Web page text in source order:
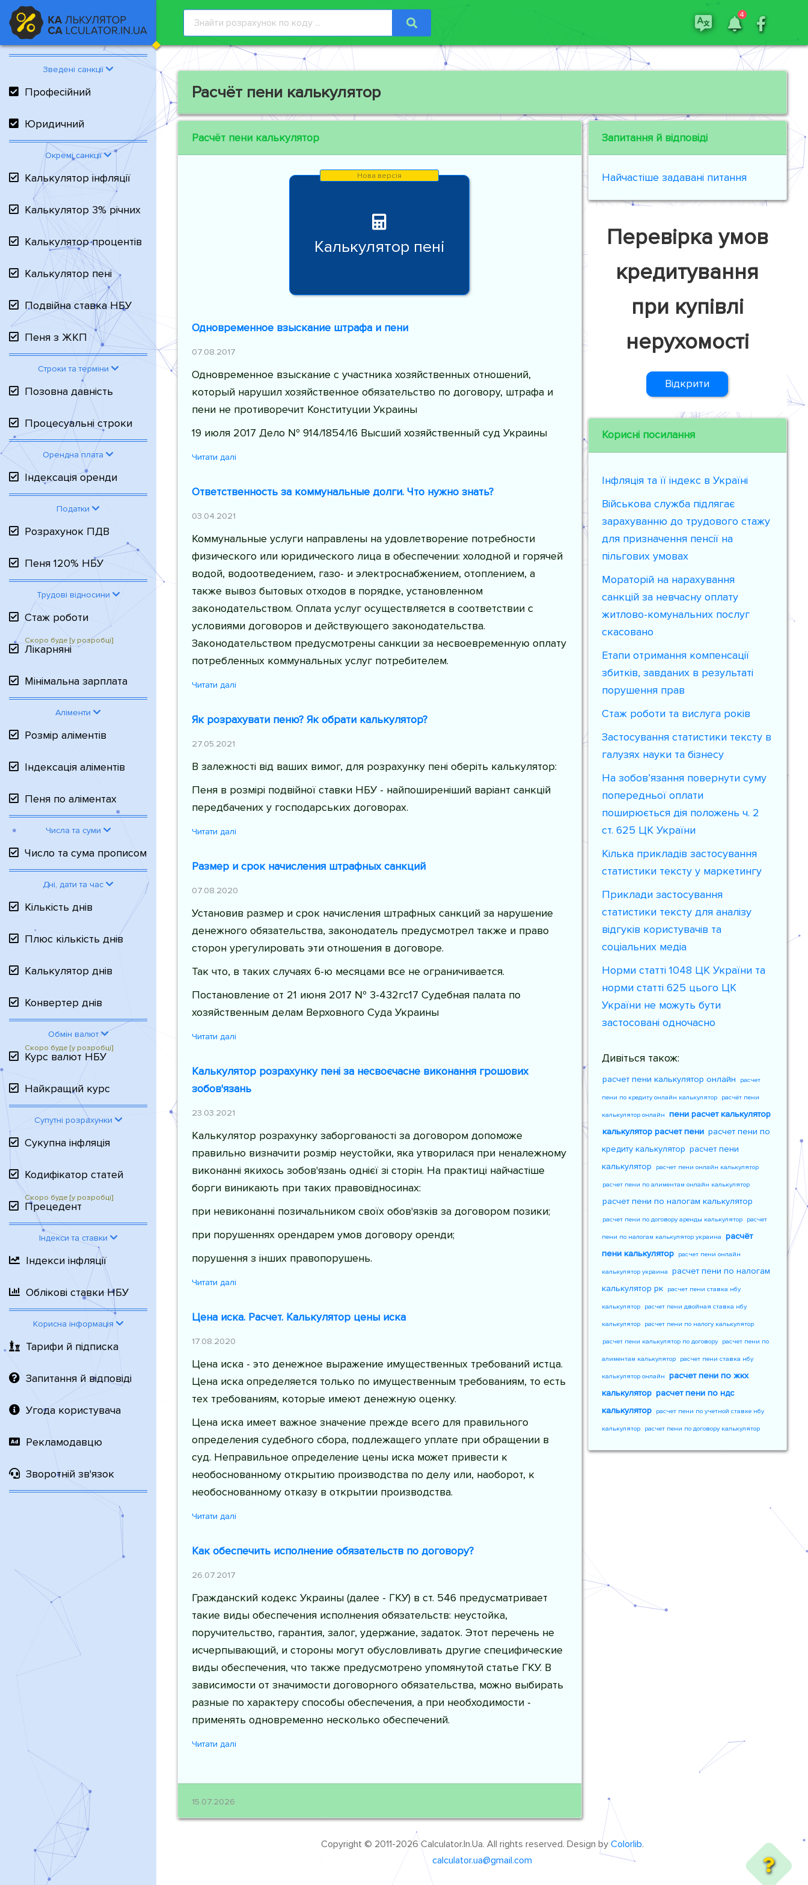
Зведені санкції
Професійний
Юридичний
Окремі санкції
Калькулятор інфляції
Калькулятор 3% річних
Калькулятор процентів
Калькулятор пені
Подвійна ставка НБУ
Пеня з ЖКП
Строки та терміни
Позовна давність
Процесуальні строки
Орендна плата
Індексація оренди
Податки
Розрахунок ПДВ
Пеня 120% НБУ
Трудові відносини
Стаж роботи
Лікарняні
Мінімальна зарплата
Аліменти
Розмір аліментів
Індексація аліментів
Пеня по аліментах
Числа та суми
Число та сума прописом
Дні, дати та час
Кількість днів
Плюс кількість днів
Калькулятор днів
Конвертер днів
Обмін валют
Курс валют НБУ
Найкращий курс
Супутні розрахунки
Сукупна інфляція
Кодифікатор статей
Прецедент
Індекси та ставки
Індекси інфляції
Облікові ставки НБУ
Корисна інформація
Тарифи й підписка
Запитання й відповіді
Угода користувача
Рекламодавцю
Зворотній зв'язок
4
Расчёт пени калькулятор
Расчёт пени калькулятор
Калькулятор пені
Одновременное взыскание штрафа и пени
07.08.2017
Одновременное взыскание с участника хозяйственных отношений,
который нарушил хозяйственное обязательство по договору, штрафа и
пени не противоречит Конституции Украины
19 июля 2017 Дело № 914/1854/16 Высший хозяйственный суд Украины
Читати далі
Ответственность за коммунальные долги. Что нужно знать?
03.04.2021
Коммунальные услуги направлены на удовлетворение потребности
физического или юридического лица в обеспечении: холодной и горячей
водой, водоотведением, газо- и электроснабжением, отоплением, а
также вывоз бытовых отходов в порядке, установленном
законодательством. Оплата услуг осуществляется в соответствии с
условиями договоров и действующего законодательства.
Законодательством предусмотрены санкции за несвоевременную оплату
потребленных коммунальных услуг потребителем.
Читати далі
Як розрахувати пеню? Як обрати калькулятор?
27.05.2021
В залежності від ваших вимог, для розрахунку пені оберіть калькулятор:
Пеня в розмірі подвійної ставки НБУ - найпоширеніший варіант санкцій
передбачених у господарських договорах.
Читати далі
Размер и срок начисления штрафных санкций
07.08.2020
Установив размер и срок начисления штрафных санкций за нарушение
денежного обязательства, законодатель предусмотрел также и право
сторон урегулировать эти отношения в договоре.
Так что, в таких случаях 6-ю месяцами все не ограничивается.
Постановление от 21 июня 2017 № 3-432гс17 Судебная палата по
хозяйственным делам Верховного Суда Украины
Читати далі
Калькулятор розрахунку пені за несвоєчасне виконання грошових
зобов'язань
23.03.2021
Калькулятор розрахунку заборгованості за договором допоможе
правильно визначити розмір неустойки, яка утворилася при неналежному
виконанні якихось зобов'язань однієї зі сторін. На практиці найчастіше
борги виникають при таких правовідносинах:
при невиконанні позичальником своїх обов'язків за договором позики;
при порушеннях орендарем умов договору оренди;
порушення з інших правопорушень.
Читати далі
Цена иска. Расчет. Калькулятор цены иска
17.08.2020
Цена иска - это денежное выражение имущественных требований истца.
Цена иска определяется только по имущественным требованиям, то есть
тех требованиям, которые имеют денежную оценку.
Цена иска имеет важное значение прежде всего для правильного
определения судебного сбора, подлежащего уплате при обращении в
суд. Неправильное определение цены иска может привести к
необоснованному открытию производства по делу или, наоборот, к
необоснованному отказу в открытии производства.
Читати далі
Как обеспечить исполнение обязательств по договору?
26.07.2017
Гражданский кодекс Украины (далее - ГКУ) в ст. 546 предусматривает
такие виды обеспечения исполнения обязательств: неустойка,
поручительство, гарантия, залог, удержание, задаток. Этот перечень не
исчерпывающий, и стороны могут обусловливать другие специфические
виды обеспечения, что также предусмотрено упомянутой статье ГКУ. В
зависимости от значимости договорного обязательства, можно выбирать
разные по характеру способы обеспечения, а при необходимости -
применять одновременно несколько обеспечений.
Читати далі
15.07.2026
Запитання й відповіді
Найчастіше задавані питання
Перевірка умов
кредитування
при купівлі
нерухомості
Відкрити
Корисні посилання
Інфляція та її індекс в Україні
Військова служба підлягає
зарахуванню до трудового стажу
для призначення пенсії на
пільгових умовах
Мораторій на нарахування
санкцій за невчасну оплату
житлово-комунальних послуг
скасовано
Етапи отримання компенсації
збитків, завданих в результаті
порушення прав
Стаж роботи та вислуга років
Застосування статистики тексту в
галузях науки та бізнесу
На зобов’язання повернути суму
попередньої оплати
поширюється дія положень ч. 2
ст. 625 ЦК України
Кілька прикладів застосування
статистики тексту у маркетингу
Приклади застосування
статистики тексту для аналізу
відгуків користувачів та
соціальних медіа
Норми статті 1048 ЦК України та
норми статті 625 цього ЦК
України не можуть бути
застосовані одночасно
Дивіться також:
расчет пени калькулятор онлайн расчет
пени по кредиту онлайн калькулятор расчёт пени
калькулятор онлайн
пени расчет калькулятор
калькулятор расчет пени расчет пени по
кредиту калькулятор расчет пени
калькулятор
расчет пени онлайн калькулятор
расчет пени по алиментам онлайн калькулятор
расчет пени по налогам калькулятор
расчет пени по договору аренды калькулятор расчет
пени по налогам калькулятор украина
расчёт
пени калькулятор
расчет пени онлайн
калькулятор украина
расчет пени по налогам
калькулятор рк
расчет пени ставка нбу
калькулятор расчет пени двойная ставка нбу
калькулятор расчет пени по налогу калькулятор
расчет пени калькулятор по договору расчет пени по
алиментам калькулятор расчет пени ставка нбу
калькулятор онлайн
расчет пени по жкх
калькулятор расчет пени по ндс
калькулятор
расчет пени по учетной ставке нбу
калькулятор расчет пени по договору калькулятор
Copyright © 2011-2026 Calculator.In.Ua. All rights reserved. Design by Colorlib.
calculator.ua@gmail.com